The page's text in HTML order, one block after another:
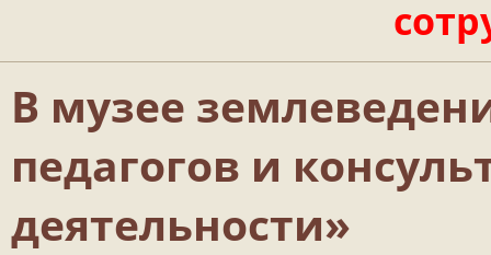
В музее
педагогов и
деятельности»